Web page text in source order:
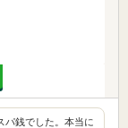
パ銭でした。本当に